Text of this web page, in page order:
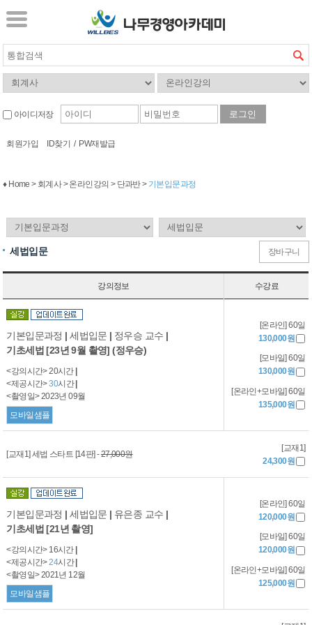
아이디저장
회원가입 ID찾기 / PW재발급
♦ Home > 회계사 > 온라인강의 > 단과반 > 기본입문과정
세법입문 장바구니
강의정보 수강료
기본입문과정 | 세법입문 | 정우승 교수 |
기초세법 [23년 9월 촬영] (정우승)
<강의시간> 20시간
<제공시간>30시간
<촬영일> 2023년 09월
모바일샘플
[온라인] 60일
130,000원
[모바일] 60일
130,000원
[온라인+모바일] 60일
135,000원
[교재1] 세법 스타트 [14판] -27,000원
[교재1]
24,300원
기본입문과정 | 세법입문 | 유은종 교수 |
기초세법 [21년 촬영]
<강의시간> 16시간
<제공시간>24시간
<촬영일> 2021년 12월
모바일샘플
[온라인] 60일
120,000원
[모바일] 60일
120,000원
[온라인+모바일] 60일
125,000원